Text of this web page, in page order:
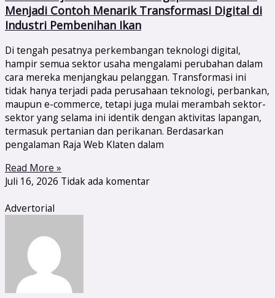
Menjadi Contoh Menarik Transformasi Digital di
Industri Pembenihan Ikan
Di tengah pesatnya perkembangan teknologi digital,
hampir semua sektor usaha mengalami perubahan dalam
cara mereka menjangkau pelanggan. Transformasi ini
tidak hanya terjadi pada perusahaan teknologi, perbankan,
maupun e-commerce, tetapi juga mulai merambah sektor-
sektor yang selama ini identik dengan aktivitas lapangan,
termasuk pertanian dan perikanan. Berdasarkan
pengalaman Raja Web Klaten dalam
Read More »
Juli 16, 2026 Tidak ada komentar
Advertorial